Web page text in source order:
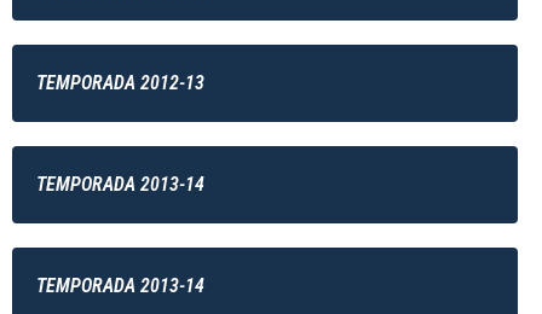
TEMPORADA 2012-13
TEMPORADA 2013-14
TEMPORADA 2013-14